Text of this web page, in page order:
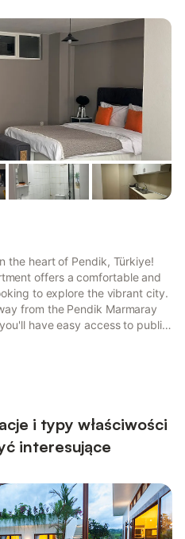
and convenience. The
bed and a bunk bed, ...
the heart of Pendik, Türkiye!
offers a comfortable and
to explore the vibrant city.
from the Pendik Marmaray
have easy access to public
a welcoming space designed
i typy właściwości
interesujące